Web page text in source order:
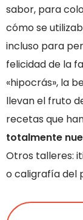
sabor, para
cómo se
incluso para
felicidad de la
«hipocrás», la
llevan el fruto
recetas que
totalmente
Otros talleres:
o caligrafía del